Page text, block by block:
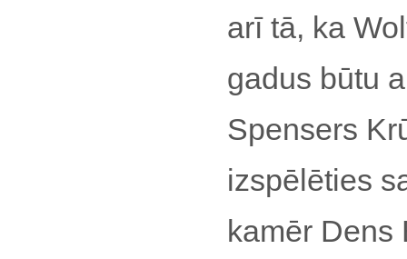
arī tā, ka
gadus būtu
Spensers
izspēlēties
kamēr Dens